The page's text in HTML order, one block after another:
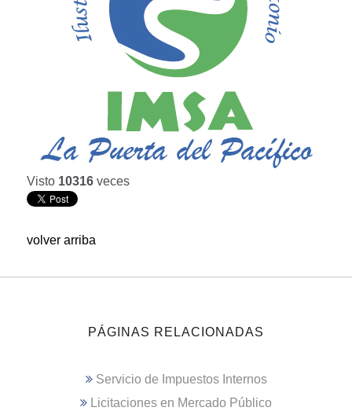
Visto 10316 veces
volver arriba
PÁGINAS RELACIONADAS
Servicio de Impuestos Internos
Licitaciones en Mercado Público